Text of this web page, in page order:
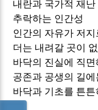
내란과 국가적 재
추락하는 인간성
인간의 자유가 저
더는 내려갈 곳이
바닥의 진실에 직
공존과 공생의 길
바닥과 기초를 튼